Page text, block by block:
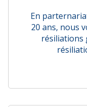
En
20 ans, nous
résiliations